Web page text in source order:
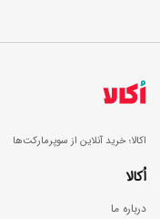
اکالا؛ خرید آنلاین از سوپرمارکت‌ها
اُکالا
درباره ما